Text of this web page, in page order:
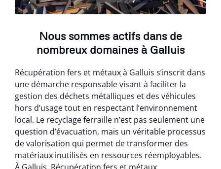
Nous sommes actifs dans de
nombreux domaines à Galluis
Récupération fers et métaux à Galluis s’inscrit dans
une démarche responsable visant à faciliter la
gestion des déchets métalliques et des véhicules
hors d’usage tout en respectant l’environnement
local. Le recyclage ferraille n’est pas seulement une
question d’évacuation, mais un véritable processus
de valorisation qui permet de transformer des
matériaux inutilisés en ressources réemployables.